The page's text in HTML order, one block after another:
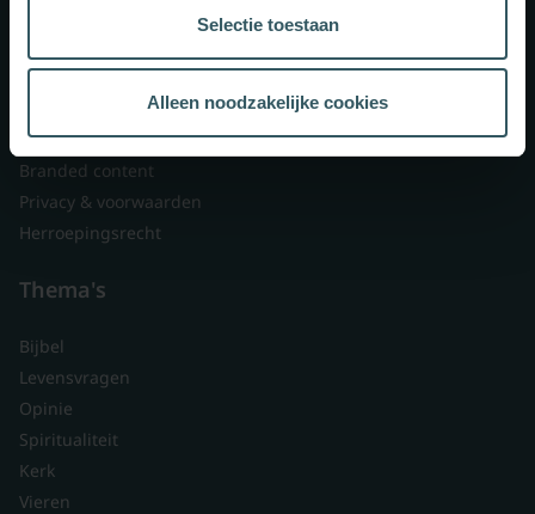
Selectie toestaan
Alleen noodzakelijke cookies
Nieuwsbrieven
Veelgestelde vragen
Contact
Branded content
Privacy & voorwaarden
Herroepingsrecht
Thema's
Bijbel
Levensvragen
Opinie
Spiritualiteit
Kerk
Vieren